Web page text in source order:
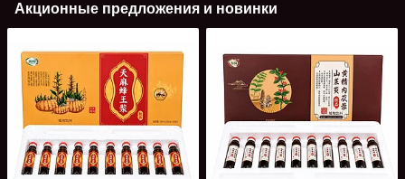
Акционные предложения и новинки